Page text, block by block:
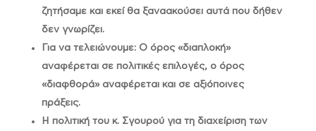
ζητήσαμε και εκεί θα ξαναακούσει αυτά που δήθεν
δεν γνωρίζει.
Για να τελειώνουμε: Ο όρος «διαπλοκή»
αναφέρεται σε πολιτικές επιλογές, ο όρος
«διαφθορά» αναφέρεται και σε αξιόποινες
πράξεις.
Η πολιτική του κ. Σγουρού για τη διαχείριση των